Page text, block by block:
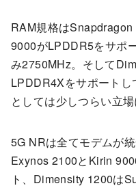
RAM規格は
9000がLPDDR5をサポ
み2750MHz。そして
LPDDR4Xをサポート
としては少しつらい立場
5G NRは全てモデムが
Exynos 2100とKirin
ト、Dimensity 1200は